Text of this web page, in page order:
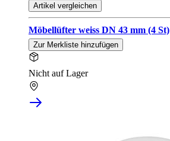
Artikel vergleichen
Möbellüfter weiss DN 43 mm (4 St)
Zur Merkliste hinzufügen
Nicht auf Lager